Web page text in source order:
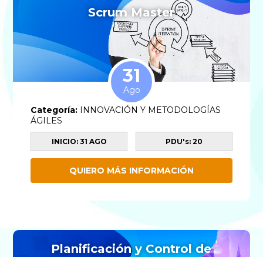
31
Ago
Scrum Master
Categoría: INNOVACIÓN Y METODOLOGÍAS
ÁGILES
INICIO: 31 AGO PDU's: 20
QUIERO MÁS INFORMACIÓN
Planificación y Control de